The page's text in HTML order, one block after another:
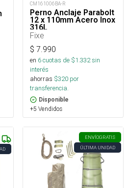
CM161006BA-R
Perno Anclaje Parabolt
12 x 110mm Acero Inox
316L
Fixe
$ 7.990
en 6cuotas de $1.332sin
interés
ahorras $320 por
transferencia.
Disponible
+5 Vendidos
ENVÍOGRATIS
ÚLTIMA UNIDAD